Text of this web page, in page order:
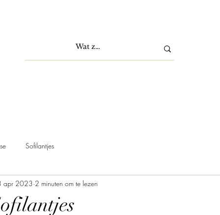
Sofilantjes
apr 2023 2 minuten om te lezen